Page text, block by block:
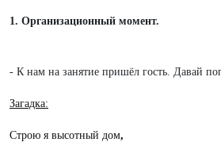
1. Организационный момент.
- К нам на занятие пришёл гость. Давай
Загадка:
Строю я высотный дом,